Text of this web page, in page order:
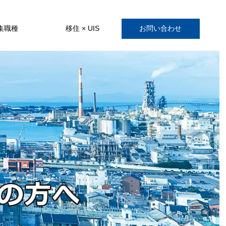
職種 移住 × UIS お問い合わせ